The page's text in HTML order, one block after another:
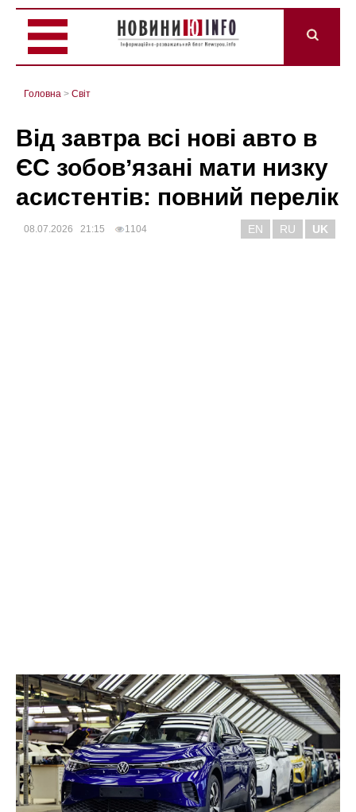
Головна > Світ
Від завтра всі нові авто в
ЄС зобовʼязані мати низку
асистентів: повний перелік
08.07.2026 21:15 1104 EN RU UK